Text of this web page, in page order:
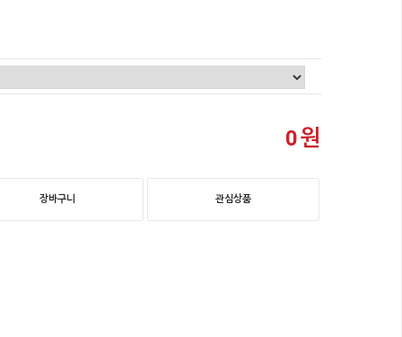
0원
장바구니 관심상품